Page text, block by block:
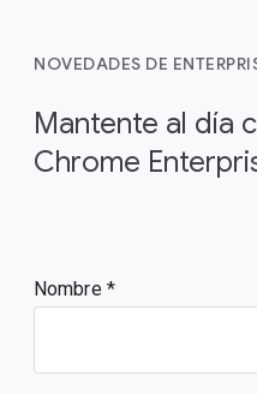
NOVEDADES DE
Mantente al día
Chrome
Nombre